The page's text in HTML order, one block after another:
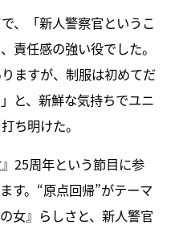
、「新人警察官というこ
責任感の強い役でした。
ますが、制服は初めてだ
と、新鮮な気持ちでユニ
ち明けた。
25周年という節目に参
す。“原点回帰”がテーマ
女』らしさと、新人警官